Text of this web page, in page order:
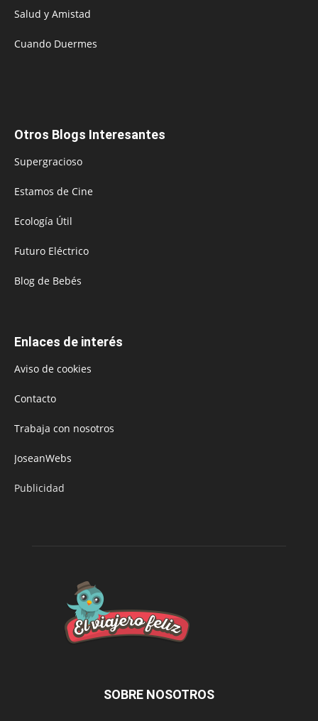
Salud y Amistad
Cuando Duermes
Otros Blogs Interesantes
Supergracioso
Estamos de Cine
Ecología Útil
Futuro Eléctrico
Blog de Bebés
Enlaces de interés
Aviso de cookies
Contacto
Trabaja con nosotros
JoseanWebs
Publicidad
SOBRE NOSOTROS